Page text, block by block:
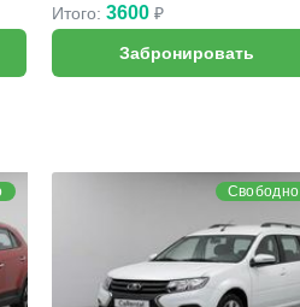
Итого: 3600 ₽
Свободно